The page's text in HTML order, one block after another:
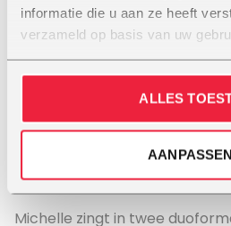
informatie die u aan ze heeft
verzameld op basis van uw
ALLES
AANPASSEN
In het laatste jaar van haar
bij Vocal Center terecht waar
geleerd had dan in 3 jaar
ontwikkeling zo snel gegaan
gaan dansen en steeds meer
moment dat ze van zingen
kan helpen met de methodiek
geholpen heeft, is een eer
Michelle zingt in twee